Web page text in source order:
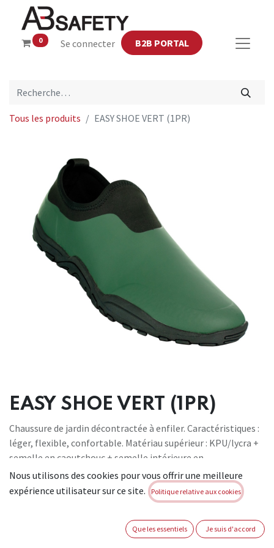
0 Se connecter B2B PORTAL
Tous les produits EASY SHOE VERT (1PR)
EASY SHOE VERT (1PR)
Chaussure de jardin décontractée à enfiler. Caractéristiques :
léger, flexible, confortable. Matériau supérieur : KPU/lycra +
semelle en caoutchouc + semelle intérieure en
mousse/textile découpée. Utilisation pour : jardinage,
décontracté. Pas d'EPI
Not Available For Sale
Nous utilisons des cookies pour vous offrir une meilleure
expérience utilisateur sur ce site.
Politique relative aux cookies
Que les essentiels Je suis d'accord